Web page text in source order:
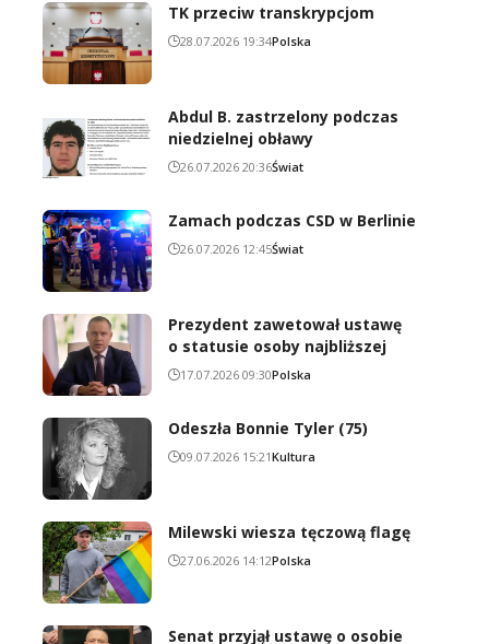
TK przeciw transkrypcjom
28.07.2026 19:34Polska
Abdul B. zastrzelony podczas
niedzielnej obławy
26.07.2026 20:36Świat
Zamach podczas CSD w Berlinie
26.07.2026 12:45Świat
Prezydent zawetował ustawę
o statusie osoby najbliższej
17.07.2026 09:30Polska
Odeszła Bonnie Tyler (75)
09.07.2026 15:21Kultura
Milewski wiesza tęczową flagę
27.06.2026 14:12Polska
Senat przyjął ustawę o osobie